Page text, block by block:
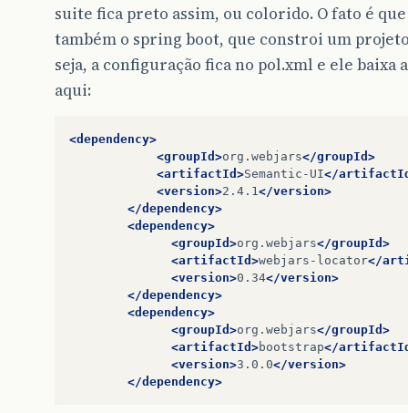
suite fica preto assim, ou colorido. O fato é
também o spring boot, que constroi um
seja, a configuração fica no pol.xml e ele baixa
aqui:
<dependency>
<groupId>org.webjars</groupId>
<artifactId>Semantic-UI</
<version>2.4.1</version>
</dependency>
<dependency>
<groupId>org.webjars</groupId>
<artifactId>webjars-locator</
<version>0.34</version>
</dependency>
<dependency>
<groupId>org.webjars</groupId>
<artifactId>bootstrap</
<version>3.0.0</version>
</dependency>